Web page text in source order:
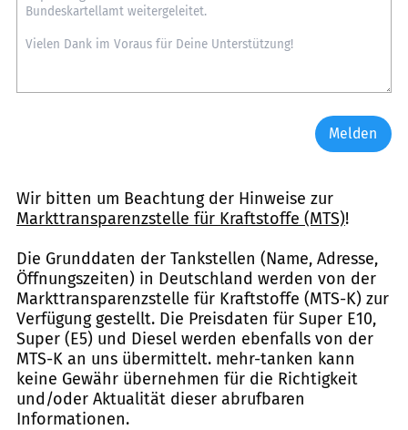
Melden
Wir bitten um Beachtung der Hinweise zur
Markttransparenzstelle für Kraftstoffe (MTS)!
Die Grunddaten der Tankstellen (Name, Adresse,
Öffnungszeiten) in Deutschland werden von der
Markttransparenzstelle für Kraftstoffe (MTS-K) zur
Verfügung gestellt. Die Preisdaten für Super E10,
Super (E5) und Diesel werden ebenfalls von der
MTS-K an uns übermittelt. mehr-tanken kann
keine Gewähr übernehmen für die Richtigkeit
und/oder Aktualität dieser abrufbaren
Informationen.